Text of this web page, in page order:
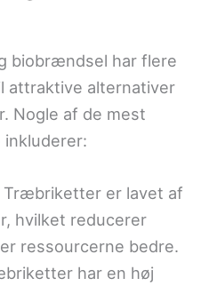
biobrændsel har flere
attraktive alternativer
Nogle af de mest
Træbriketter er lavet af
hvilket reducerer
ressourcerne bedre.
har en høj